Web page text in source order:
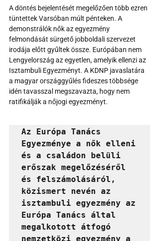
A döntés bejelentését megelőzően több ezren
tüntettek Varsóban múlt pénteken. A
demonstrálók nők az egyezmény
felmondását sürgető jobboldali szervezet
irodája előtt gyűltek össze. Európában nem
Lengyelország az egyetlen, amelyik ellenzi az
Isztambuli Egyezményt. A KDNP javaslatára
a magyar országgyűlés fideszes többsége
idén tavasszal megszavazta, hogy nem
ratifikálják a nőjogi egyezményt.
Az Európa Tanács
Egyezménye a nők elleni
és a családon belüli
erőszak megelőzéséről
és felszámolásáról,
közismert nevén az
isztambuli egyezmény az
Európa Tanács által
megalkotott átfogó
nemzetközi egyezmény a